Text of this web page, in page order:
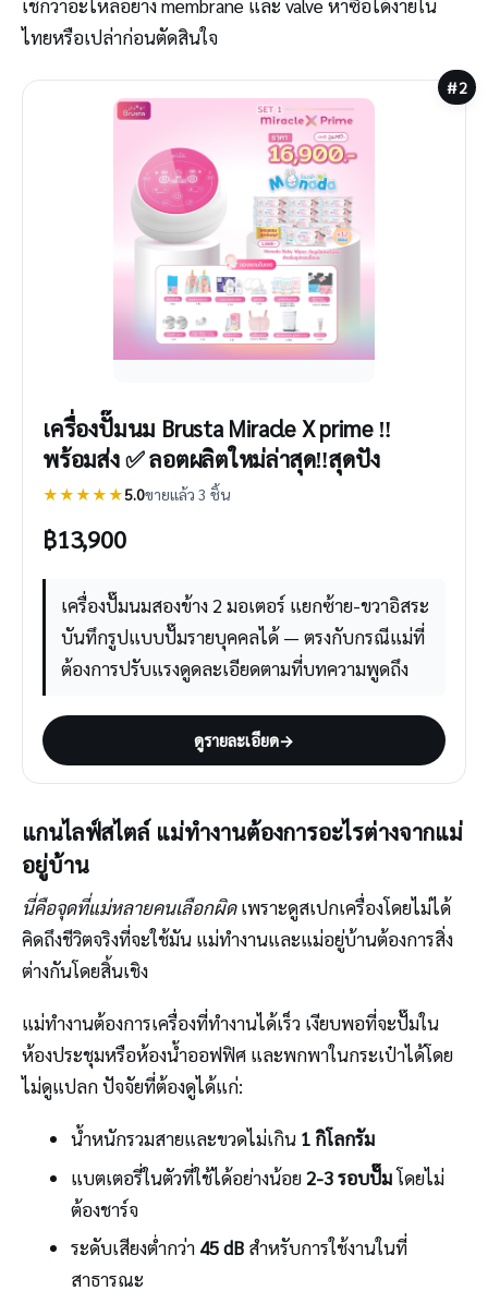
เช็กว่าอะไหล่อย่าง membrane และ valve หาซื้อได้ง่ายใน
ไทยหรือเปล่าก่อนตัดสินใจ
#2
เครื่องปั๊มนม Brusta Miracle X prime ‼️
พร้อมส่ง ✅ ลอตผลิตใหม่ล่าสุด‼️สุดปัง
★★★★★5.0ขายแล้ว 3 ชิ้น
฿13,900
เครื่องปั๊มนมสองข้าง 2 มอเตอร์ แยกซ้าย-ขวาอิสระ
บันทึกรูปแบบปั๊มรายบุคคลได้ — ตรงกับกรณีแม่ที่
ต้องการปรับแรงดูดละเอียดตามที่บทความพูดถึง
ดูรายละเอียด→
แกนไลฟ์สไตล์ แม่ทำงานต้องการอะไรต่างจากแม่
อยู่บ้าน
นี่คือจุดที่แม่หลายคนเลือกผิดเพราะดูสเปกเครื่องโดยไม่ได้
คิดถึงชีวิตจริงที่จะใช้มัน แม่ทำงานและแม่อยู่บ้านต้องการสิ่ง
ต่างกันโดยสิ้นเชิง
แม่ทำงานต้องการเครื่องที่ทำงานได้เร็ว เงียบพอที่จะปั๊มใน
ห้องประชุมหรือห้องน้ำออฟฟิศ และพกพาในกระเป๋าได้โดย
ไม่ดูแปลก ปัจจัยที่ต้องดูได้แก่:
น้ำหนักรวมสายและขวดไม่เกิน 1 กิโลกรัม
แบตเตอรี่ในตัวที่ใช้ได้อย่างน้อย2-3 รอบปั๊มโดยไม่
ต้องชาร์จ
ระดับเสียงต่ำกว่า 45 dBสำหรับการใช้งานในที่
สาธารณะ